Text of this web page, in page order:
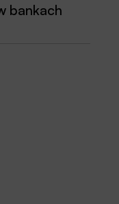
bankach